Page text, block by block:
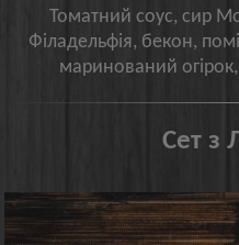
Томатний соус, сир
Філадельфія, бекон,
маринований
Сет з